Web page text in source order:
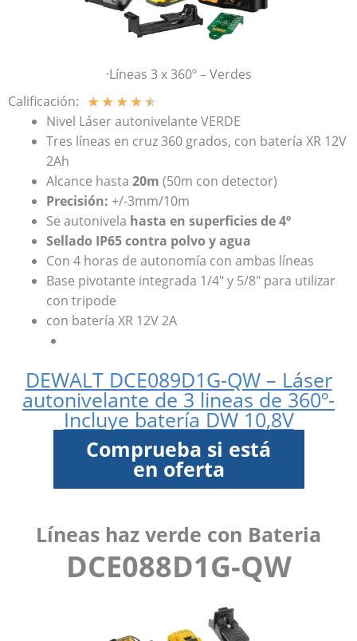
·Líneas 3 x 360º – Verdes
Calificación: ★★★★★
Nivel Láser autonivelante VERDE
Tres líneas en cruz 360 grados, con batería XR 12V
2Ah
Alcance hasta 20m (50m con detector)
Precisión: +/-3mm/10m
Se autonivela hasta en superficies de 4º
Sellado IP65 contra polvo y agua
Con 4 horas de autonomía con ambas líneas
Base pivotante integrada 1/4″ y 5/8″ para utilizar
con tripode
con batería XR 12V 2A
DEWALT DCE089D1G-QW – Láser
autonivelante de 3 lineas de 360º-
Incluye batería DW 10,8V
Comprueba si está
en oferta
Líneas haz verde con Bateria
DCE088D1G-QW